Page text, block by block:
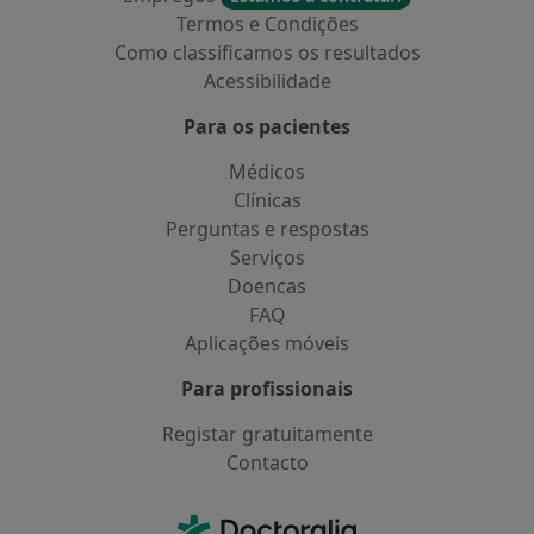
Termos e Condições
Como classificamos os resultados
Acessibilidade
Para os pacientes
Médicos
Clínicas
Perguntas e respostas
Serviços
Doencas
FAQ
Aplicações móveis
Para profissionais
Registar gratuitamente
Contacto
Doctoralia - Homepage